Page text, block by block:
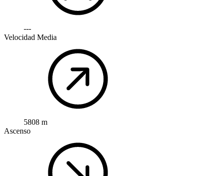
---
Velocidad Media
5808 m
Ascenso